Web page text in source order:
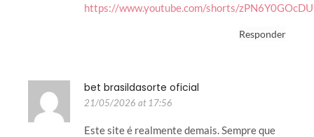
https://www.youtube.com/shorts/zPN6Y0GOcDU
Responder
bet brasildasorte oficial
21/05/2026 at 17:56
Este site é realmente demais. Sempre que